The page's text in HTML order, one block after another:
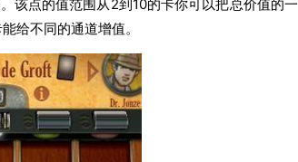
该点的值范围从2到10的卡你可以把总价值的一
给不同的通道增值。